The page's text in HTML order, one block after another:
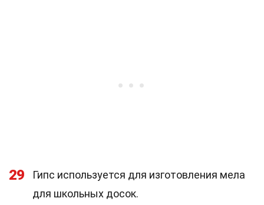
29
Гипс используется для изготовления мела
для школьных досок.